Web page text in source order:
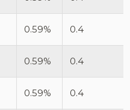
0.59% 0.4
0.59% 0.4
0.59% 0.4